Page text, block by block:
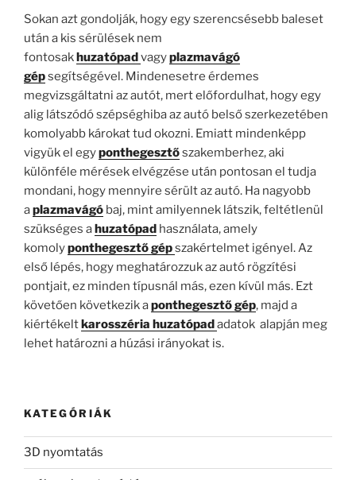
Sokan azt gondolják, hogy egy szerencsésebb baleset
után a kis sérülések nem
fontosakhuzatópadvagyplazmavágó
gépsegítségével. Mindenesetre érdemes
megvizsgáltatni az autót, mert előfordulhat, hogy egy
alig látszódó szépséghiba az autó belső szerkezetében
komolyabb károkat tud okozni. Emiatt mindenképp
vigyük el egyponthegesztőszakemberhez, aki
különféle mérések elvégzése után pontosan el tudja
mondani, hogy mennyire sérült az autó. Ha nagyobb
aplazmavágó baj, mint amilyennek látszik, feltétlenül
szükséges ahuzatópad használata, amely
komolyponthegesztő gépszakértelmet igényel. Az
első lépés, hogy meghatározzuk az autó rögzítési
pontjait, ez minden típusnál más, ezen kívül más. Ezt
követően következik aponthegesztő gép, majd a
kiértékeltkarosszéria huzatópadadatok alapján meg
lehet határozni a húzási irányokat is.
KATEGÓRIÁK
3D nyomtatás